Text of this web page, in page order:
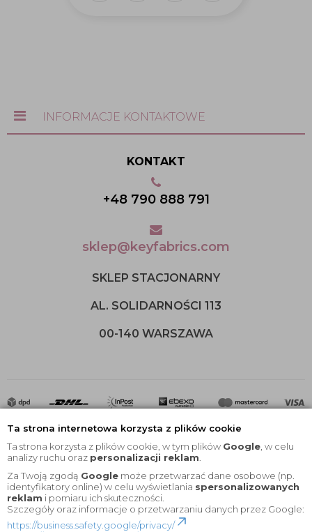
Ta strona internetowa korzysta z plików cookie
Ta strona korzysta z plików cookie, w tym plików Google , w celu
analizy ruchu oraz personalizacji reklam
Za Twoją zgodą Google może przetwarzać dane osobowe (np.
identyfikatory online) w celu wyświetlania spersonalizowanych
reklam i pomiaru ich skuteczności.
Szczegóły oraz informacje o przetwarzaniu danych przez Google:
https://business.safety.google/privacy/
INFORMACJE KONTAKTOWE
KONTAKT
+48 790 888 791
sklep@keyfabrics.com
SKLEP STACJONARNY
AL. SOLIDARNOŚCI 113
00-140 WARSZAWA
2020 © Wszelkie Prawa Zastrzeżone |KEYfabrics
Projekt i oprogramowanie sklepu: